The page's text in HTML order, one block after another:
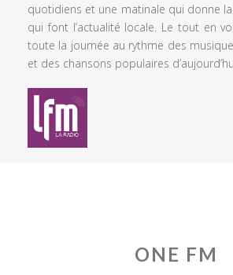
quotidiens et une matinale qui donne
qui font l’actualité locale. Le tout en
toute la journée au rythme des
et des chansons populaires
ONE FM